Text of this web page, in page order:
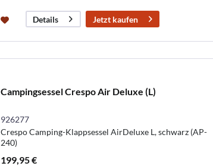
Details Jetzt kaufen
Campingsessel Crespo Air Deluxe (L)
926277
Crespo Camping-Klappsessel AirDeluxe L, schwarz (AP-
240)
199,95 €